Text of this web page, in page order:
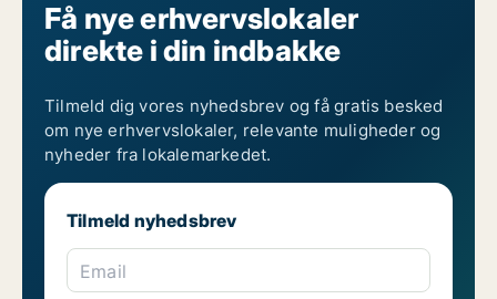
Få nye erhvervslokaler
direkte i din indbakke
Tilmeld dig vores nyhedsbrev og få gratis besked
om nye erhvervslokaler, relevante muligheder og
nyheder fra lokalemarkedet.
Tilmeld nyhedsbrev
Email